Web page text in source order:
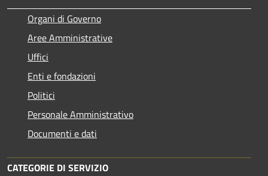
Organi di Governo
Aree Amministrative
Uffici
Enti e fondazioni
Politici
Personale Amministrativo
Documenti e dati
CATEGORIE DI SERVIZIO